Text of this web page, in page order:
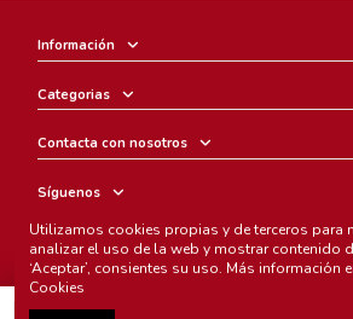
Información
Categorias
Contacta con nosotros
Síguenos
Boletín
Utilizamos cookies propias y de terceros para
analizar el uso de la web y mostrar contenido
‘Aceptar’, consientes su uso. Más información
Cookies